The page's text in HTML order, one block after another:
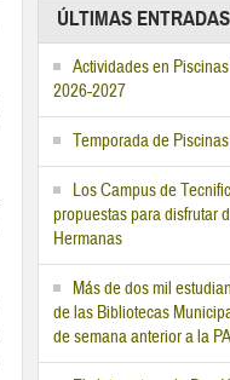
ÚLTIMAS ENTRADAS
Actividades en
2026-2027
Temporada de
Los Campus de
propuestas para disfrutar
Hermanas
Más de dos mil
de las Bibliotecas
de semana anterior a la